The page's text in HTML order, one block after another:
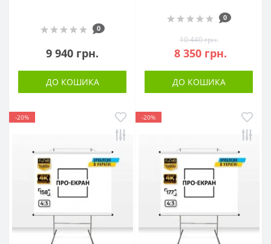
0
9 940 грн.
ДО КОШИКА
0
10 440 грн.
8 350 грн.
ДО КОШИКА
-20% -20%